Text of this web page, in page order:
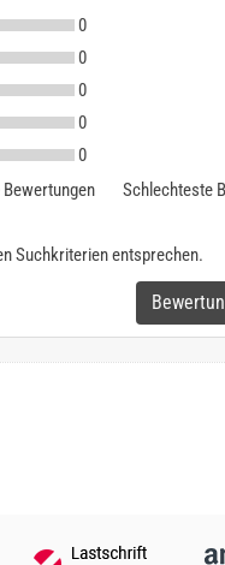
0
0
0
0
0
Bewertungen Schlechteste
Suchkriterien entsprechen.